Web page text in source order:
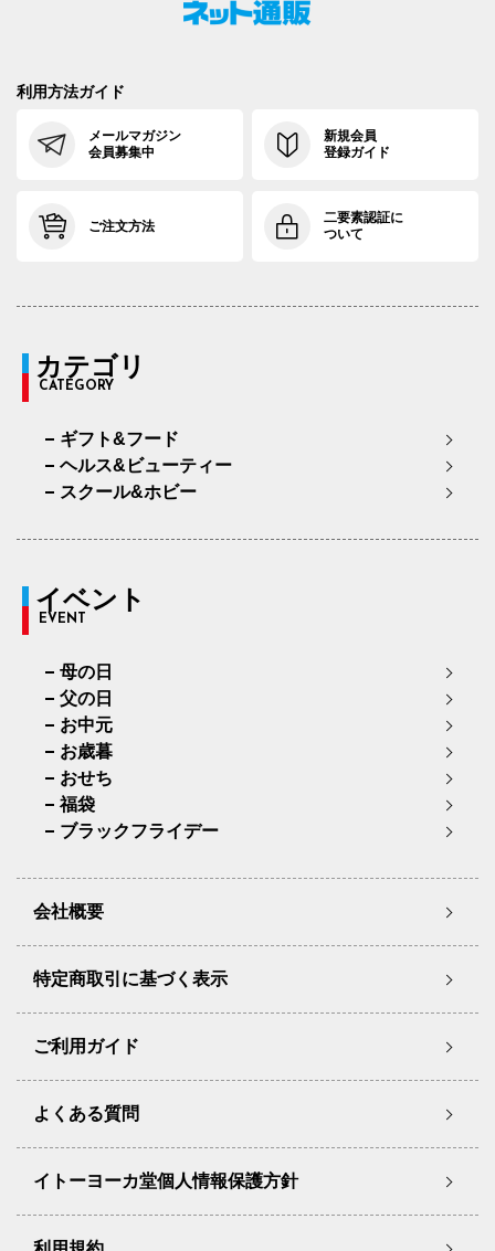
利用方法ガイド
メールマガジン
会員募集中
新規会員
登録ガイド
ご注文方法
二要素認証に
ついて
カテゴリ
CATEGORY
ギフト&フード
ヘルス&ビューティー
スクール&ホビー
イベント
EVENT
母の日
父の日
お中元
お歳暮
おせち
福袋
ブラックフライデー
会社概要
特定商取引に基づく表示
ご利用ガイド
よくある質問
イトーヨーカ堂個人情報保護方針